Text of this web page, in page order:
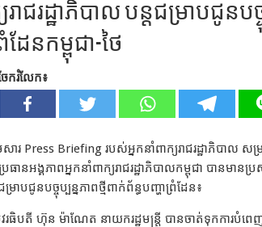
រាជរដ្ឋាភិបាល បន្តជម្រាបជូនបច្
ដែនកម្ពុជា-ថៃ
ែករំលែក៖
សារ Press Briefing របស់អ្នកនាំពាក្យរាជរដ្ឋាភិបាល ស
អង្គភាពអ្នកនាំពាក្យរាជរដ្ឋាភិបាលកម្ពុជា បានមានប្រស
រាបជូនបច្ចុប្បន្នភាពថ្មីពាក់ព័ន្ធបញ្ហាព្រំដែន៖
រធិបតី ហ៊ុន ម៉ាណែត នាយករដ្ឋមន្ត្រី បានចាត់ទុកការបំព